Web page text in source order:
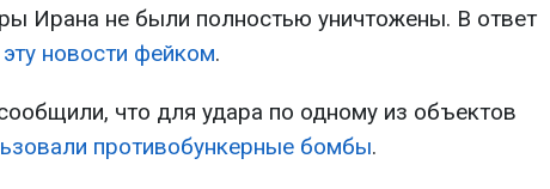
Ирана не были полностью уничтожены. В ответ
новости фейком.
что для удара по одному из объектов
противобункерные бомбы.